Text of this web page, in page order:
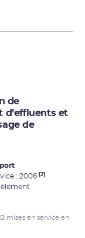
de
d’effluents et
de
: 2006
[2]
mises en service en